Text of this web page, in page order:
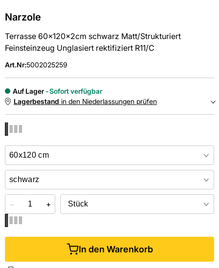
Narzole
Terrasse 60x120x2cm schwarz Matt/Strukturiert
Feinsteinzeug Unglasiert rektifiziert R11/C
Art.Nr:5002025259
Auf Lager
Sofort verfügbar
Lagerbestand in den Niederlassungen prüfen
Online kaufen &
− +
In den Warenkorb